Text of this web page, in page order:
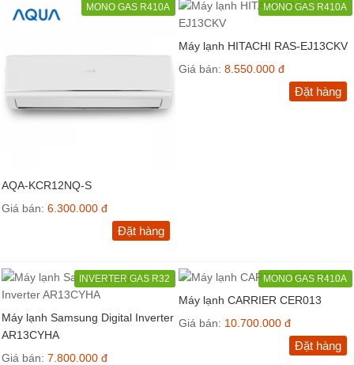
MONO GAS R410A
AQA-KCR12NQ-S
Giá bán: 6.300.000 đ
Đặt hàng
MONO GAS R410A
Máy lạnh HITACHI RAS-EJ13CKV
Giá bán: 8.550.000 đ
Đặt hàng
INVERTER GAS R32
Máy lạnh Samsung Digital Inverter
AR13CYHA
Giá bán: 7.800.000 đ
MONO GAS R410A
Máy lạnh CARRIER CER013
Giá bán: 10.700.000 đ
Đặt hàng